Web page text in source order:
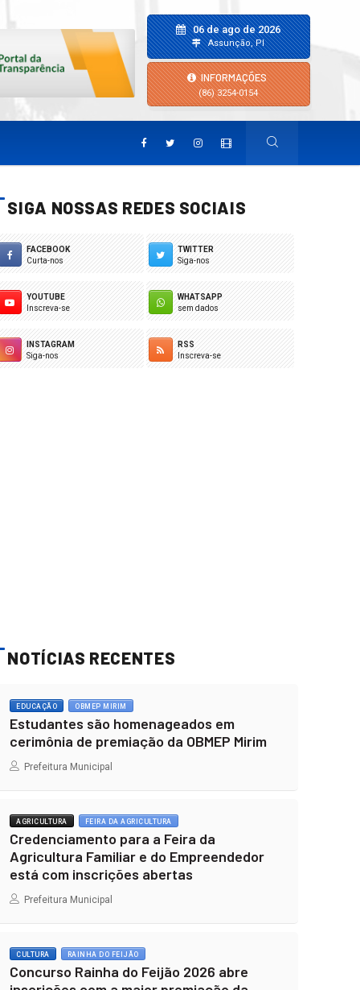
06 de ago de 2026
Assunção, PI
INFORMAÇÕES
(86) 3254-0154
SIGA NOSSAS REDES SOCIAIS
FACEBOOK
Curta-nos
TWITTER
Siga-nos
YOUTUBE
Inscreva-se
WHATSAPP
sem dados
INSTAGRAM
Siga-nos
RSS
Inscreva-se
NOTÍCIAS RECENTES
EDUCAÇÃO OBMEP MIRIM
Estudantes são homenageados em
cerimônia de premiação da OBMEP Mirim
Prefeitura Municipal
AGRICULTURA FEIRA DA AGRICULTURA
Credenciamento para a Feira da
Agricultura Familiar e do Empreendedor
está com inscrições abertas
Prefeitura Municipal
CULTURA RAINHA DO FEIJÃO
Concurso Rainha do Feijão 2026 abre